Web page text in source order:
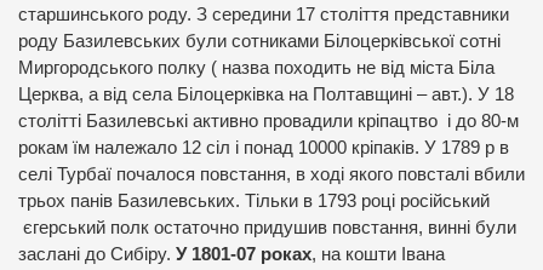
старшинського роду. З середини 17 століття представники
роду Базилевських були сотниками Білоцерківської сотні
Миргородського полку ( назва походить не від міста Біла
Церква, а від села Білоцерківка на Полтавщині – авт.). У 18
столітті Базилевські активно провадили кріпацтво і до 80-м
рокам їм належало 12 сіл і понад 10000 кріпаків. У 1789 р в
селі Турбаї почалося повстання, в ході якого повсталі вбили
трьох панів Базилевських. Тільки в 1793 році російський
єгерський полк остаточно придушив повстання, винні були
заслані до Сибіру. У 1801-07 роках, на кошти Івана